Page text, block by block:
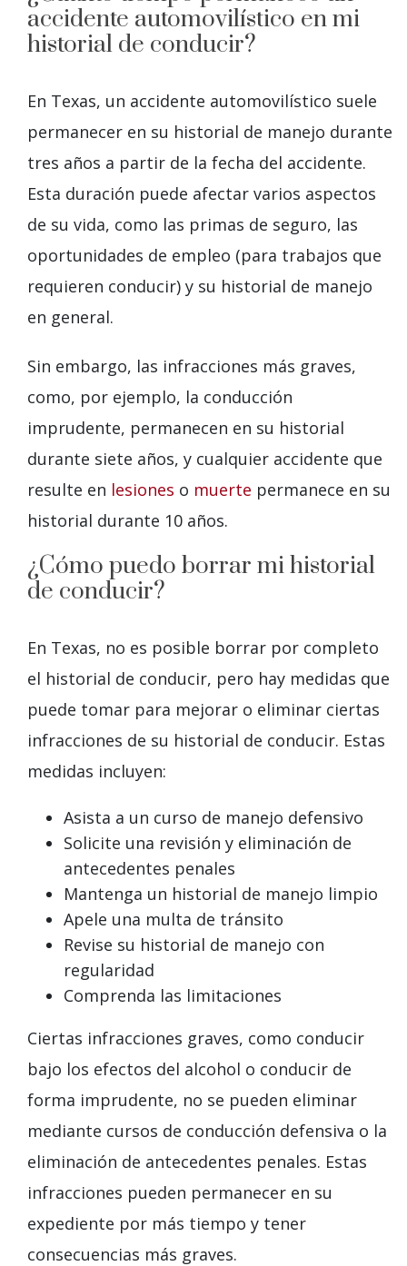
accidente automovilístico en mi
historial de conducir?
En Texas, un accidente automovilístico suele
permanecer en su historial de manejo durante
tres años a partir de la fecha del accidente.
Esta duración puede afectar varios aspectos
de su vida, como las primas de seguro, las
oportunidades de empleo (para trabajos que
requieren conducir) y su historial de manejo
en general.
Sin embargo, las infracciones más graves,
como, por ejemplo, la conducción
imprudente, permanecen en su historial
durante siete años, y cualquier accidente que
resulte en lesiones o muerte permanece en su
historial durante 10 años.
¿Cómo puedo borrar mi historial
de conducir?
En Texas, no es posible borrar por completo
el historial de conducir, pero hay medidas que
puede tomar para mejorar o eliminar ciertas
infracciones de su historial de conducir. Estas
medidas incluyen:
Asista a un curso de manejo defensivo
Solicite una revisión y eliminación de
antecedentes penales
Mantenga un historial de manejo limpio
Apele una multa de tránsito
Revise su historial de manejo con
regularidad
Comprenda las limitaciones
Ciertas infracciones graves, como conducir
bajo los efectos del alcohol o conducir de
forma imprudente, no se pueden eliminar
mediante cursos de conducción defensiva o la
eliminación de antecedentes penales. Estas
infracciones pueden permanecer en su
expediente por más tiempo y tener
consecuencias más graves.